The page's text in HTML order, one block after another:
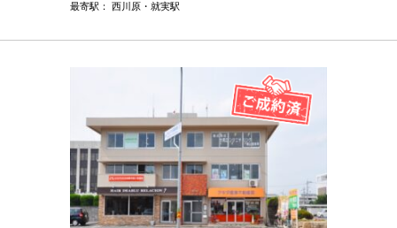
最寄駅： 西川原・就実駅